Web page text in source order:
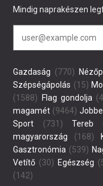
Mindig naprakészen
Gazdaság (770)
Szépségápolás (15)
(1588)
Flag gondolja
magamét (9464)
Sport (731) Tereb
magyarország (168)
Gasztronómia (539)
Vetítő (30) Egészség
(142)